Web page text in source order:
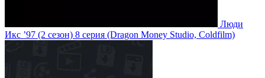
Люди
Икс ’97 (2 сезон) 8 серия (Dragon Money Studio, Coldfilm)